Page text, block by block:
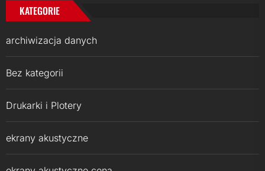
KATEGORIE
archiwizacja danych
Bez kategorii
Drukarki i Plotery
ekrany akustyczne